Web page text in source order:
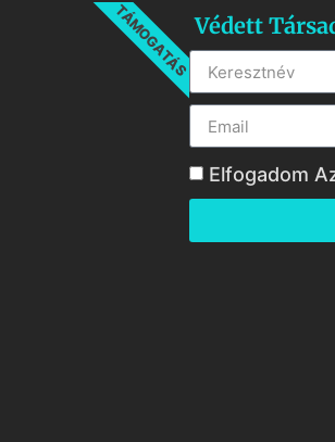
TÁMOGATÁSVédett
Elfogadom